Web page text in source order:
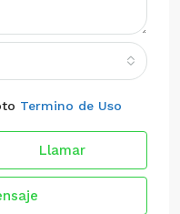
Termino de Uso
Llamar